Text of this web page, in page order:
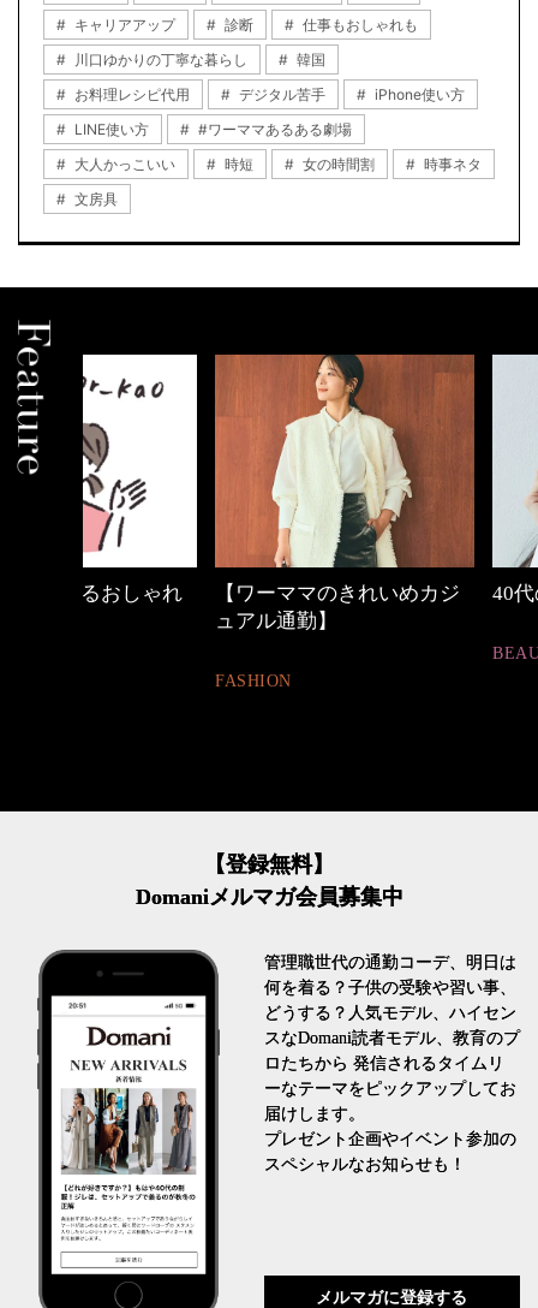
キャリアアップ 診断
仕事もおしゃれも
川口ゆかりの丁寧な暮らし
韓国
お料理レシピ代用
デジタル苦手
iPhone使い方
LINE使い方
#ワーママあるある劇場
大人かっこいい
時短 女の時間割
時事ネタ
文房具
【ワーママのきれいめカジ
40代の小顔メイク
【登録無料】
Domaniメルマガ会員募集中
管理職世代の通勤コーデ、明日は
何を着る？子供の受験や習い事、
どうする？人気モデル、ハイセン
スなDomani読者モデル、教育のプ
ロたちから 発信されるタイムリ
ーなテーマをピックアップしてお
届けします。
プレゼント企画やイベント参加の
スペシャルなお知らせも！
メルマガに登録する